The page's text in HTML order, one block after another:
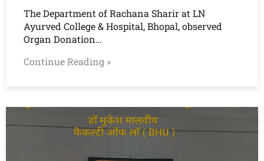
The Department of Rachana Sharir at LN
Ayurved College & Hospital, Bhopal, observed
Organ Donation…
Continue Reading »